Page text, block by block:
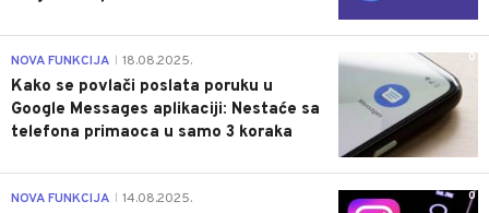
0
NOVA FUNKCIJA 18.08.2025.
Kako se povlači poslata poruku u
Google Messages aplikaciji: Nestaće sa
telefona primaoca u samo 3 koraka
0
NOVA FUNKCIJA 14.08.2025.